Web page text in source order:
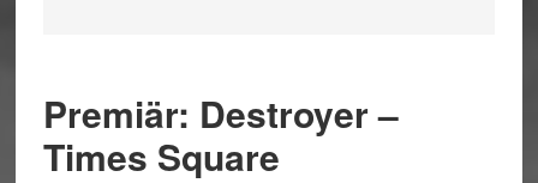
Premiär: Destroyer –
Times Square